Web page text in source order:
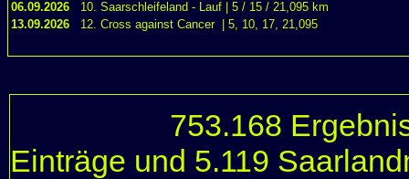
06.09.2026
10. Saarschleifeland - Lauf | 5 / 15 / 21,095 km
13.09.2026
12. Cross against Cancer | 5, 10, 17, 21,095
753.168
Einträge und 5.119